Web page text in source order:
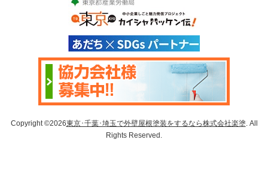
Copyright ©2026東京･千葉･埼玉で外壁屋根塗装をするなら株式会社楽塗 . All
Rights Reserved.